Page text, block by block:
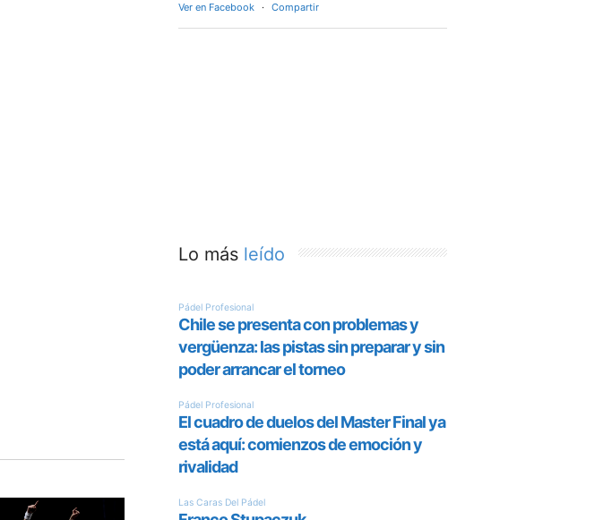
Ver en Facebook · Compartir
Lo más leído